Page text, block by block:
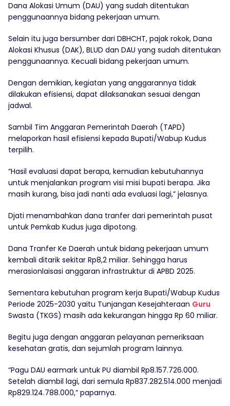
Dana Alokasi Umum (DAU) yang sudah ditentukan
penggunaannya bidang pekerjaan umum.
Selain itu juga bersumber dari DBHCHT, pajak rokok, Dana
Alokasi Khusus (DAK), BLUD dan DAU yang sudah ditentukan
penggunaannya. Kecuali bidang pekerjaan umum.
Dengan demikian, kegiatan yang anggarannya tidak
dilakukan efisiensi, dapat dilaksanakan sesuai dengan
jadwal.
Sambil Tim Anggaran Pemerintah Daerah (TAPD)
melaporkan hasil efisiensi kepada Bupati/Wabup Kudus
terpilih.
“Hasil evaluasi dapat berapa, kemudian kebutuhannya
untuk menjalankan program visi misi bupati berapa. Jika
masih kurang, bisa jadi nanti ada evaluasi lagi,” jelasnya.
Djati menambahkan dana tranfer dari pemerintah pusat
untuk Pemkab Kudus juga dipotong.
Dana Tranfer Ke Daerah untuk bidang pekerjaan umum
kembali ditarik sekitar Rp8,2 miliar. Sehingga harus
merasionlaisasi anggaran infrastruktur di APBD 2025.
Sementara kebutuhan program kerja Bupati/Wabup Kudus
Periode 2025-2030 yaitu Tunjangan Kesejahteraan Guru
Swasta (TKGS) masih ada kekurangan hingga Rp 60 miliar.
Begitu juga dengan anggaran pelayanan pemeriksaan
kesehatan gratis, dan sejumlah program lainnya.
“Pagu DAU earmark untuk PU diambil Rp8.157.726.000.
Setelah diambil lagi, dari semula Rp837.282.514.000 menjadi
Rp829.124.788.000,” paparnya.